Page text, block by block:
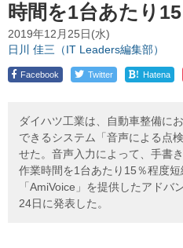
時間を1台あたり
2019年12月25日(水)
日川 佳三（IT Leaders編集部）
Facebook Twitter ! Hatena
ダイハツ工業は、自動車整備に
できるシステム「音声による点
せた。音声入力によって、手書
作業時間を1台あたり15％程度
「AmiVoice」を提供したアドバ
24日に発表した。